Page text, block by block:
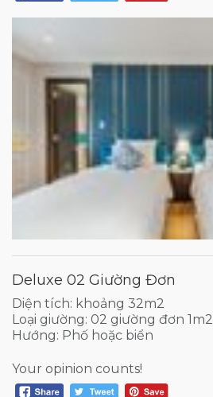
Deluxe 02 Giường Đơn
Diện tích: khoảng 32m2
Loại giường: 02 giường đơn 1m2
Hướng: Phố hoặc biển
Your opinion counts!